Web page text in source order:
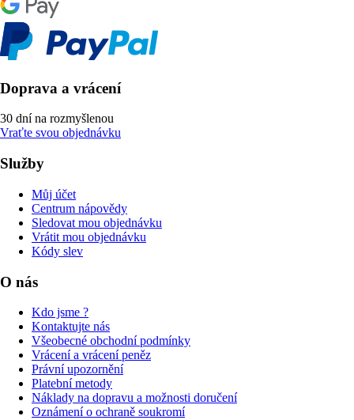
Doprava a vrácení
30 dní na rozmyšlenou
Vraťte svou objednávku
Služby
Můj účet
Centrum nápovědy
Sledovat mou objednávku
Vrátit mou objednávku
Kódy slev
O nás
Kdo jsme ?
Kontaktujte nás
Všeobecné obchodní podmínky
Vrácení a vrácení peněz
Právní upozornění
Platební metody
Náklady na dopravu a možnosti doručení
Oznámení o ochraně soukromí